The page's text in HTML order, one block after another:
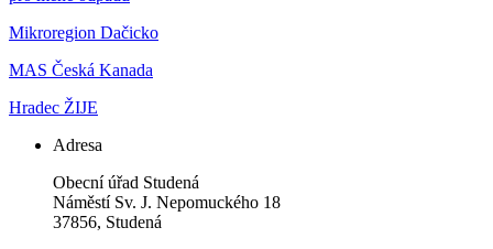
Mikroregion Dačicko
MAS Česká Kanada
Hradec ŽIJE
Adresa
Obecní úřad Studená
Náměstí Sv. J. Nepomuckého 18
37856, Studená